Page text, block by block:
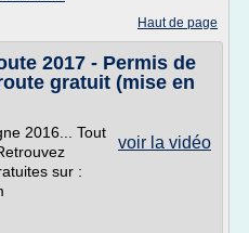
Haut de page
2017 - Permis de
gratuit (mise en
voir la vidéo
2016... Tout
sur :